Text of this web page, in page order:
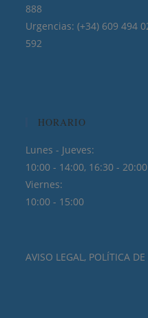
888
Urgencias: (+34) 609 494
592
HORARIO
Lunes - Jueves:
10:00 - 14:00, 16:30 - 20:00
Viernes:
10:00 - 15:00
AVISO LEGAL, POLÍTICA